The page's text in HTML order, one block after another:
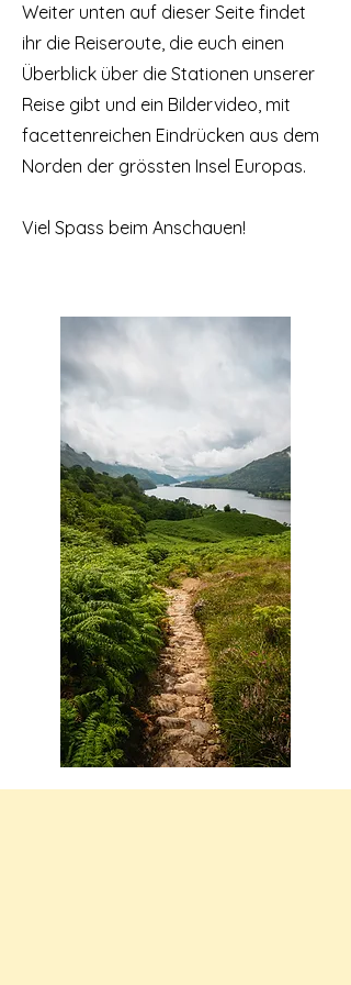
Weiter unten auf dieser Seite findet
ihr die Reiseroute, die euch einen
Überblick über die Stationen unserer
Reise gibt und ein Bildervideo, mit
facettenreichen Eindrücken aus dem
Norden der grössten Insel Europas.
Viel Spass beim Anschauen!